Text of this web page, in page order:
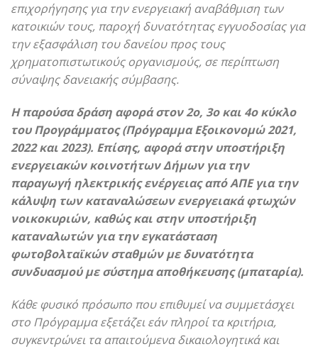
επιχορήγησης για την ενεργειακή αναβάθμιση των
κατοικιών τους, παροχή δυνατότητας εγγυοδοσίας για
την εξασφάλιση του δανείου προς τους
χρηματοπιστωτικούς οργανισμούς, σε περίπτωση
σύναψης δανειακής σύμβασης.
Η παρούσα δράση αφορά στον 2ο, 3ο και 4ο κύκλο
του Προγράμματος (Πρόγραμμα Εξοικονομώ 2021,
2022 και 2023). Επίσης, αφορά στην υποστήριξη
ενεργειακών κοινοτήτων Δήμων για την
παραγωγή ηλεκτρικής ενέργειας από ΑΠΕ για την
κάλυψη των καταναλώσεων ενεργειακά φτωχών
νοικοκυριών, καθώς και στην υποστήριξη
καταναλωτών για την εγκατάσταση
φωτοβολταϊκών σταθμών με δυνατότητα
συνδυασμού με σύστημα αποθήκευσης (μπαταρία).
Κάθε φυσικό πρόσωπο που επιθυμεί να συμμετάσχει
στο Πρόγραμμα εξετάζει εάν πληροί τα κριτήρια,
συγκεντρώνει τα απαιτούμενα δικαιολογητικά και